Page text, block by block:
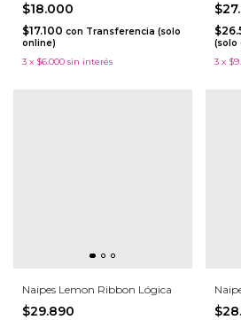
$18.000
$17.100 con Transferencia (solo
online)
3 x $6.000 sin interés
(solo
3 x
Naipes Lemon Ribbon Lógica
$29.890